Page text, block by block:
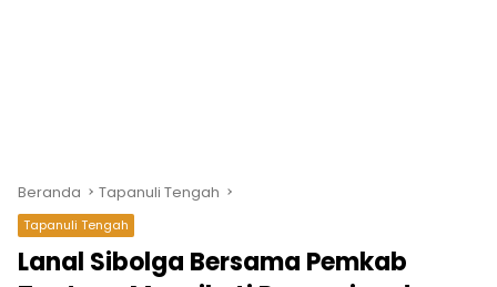
Beranda Tapanuli Tengah
Tapanuli Tengah
Lanal Sibolga Bersama Pemkab